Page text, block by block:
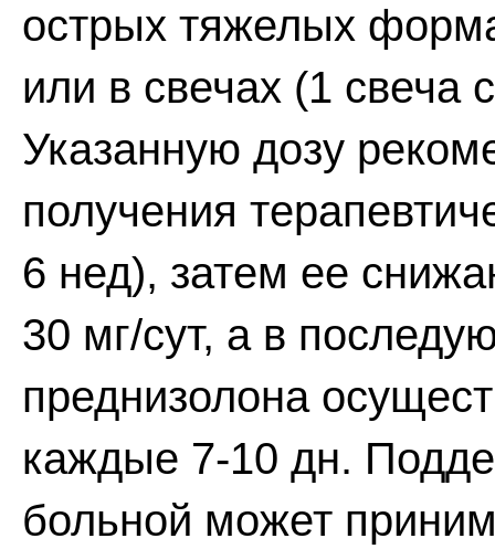
острых тяжелых
или в свечах (1 свеча
Указанную дозу
получения
6 нед), затем ее
30 мг/сут, а в
преднизолона
каждые 7-10 дн.
больной может